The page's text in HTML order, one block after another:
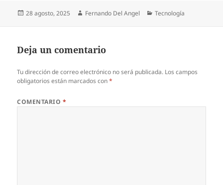
Publicado
28 agosto, 2025 Autor
Fernando Del Angel Categorías
Tecnología
Deja un comentario
Tu dirección de correo electrónico no será publicada. Los campos
obligatorios están marcados con*
COMENTARIO *